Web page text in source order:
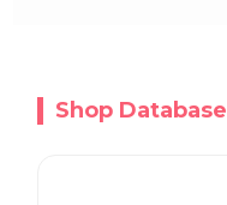
Shop Database